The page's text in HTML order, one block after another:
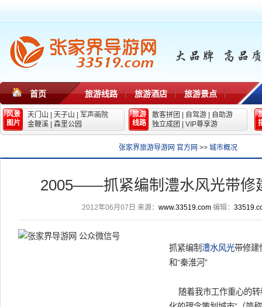
首页 旅游线路 旅游酒店 旅游景点
风景
图片
天门山 天子山
军声画院
金鞭溪
森里公园
旅游
线路
散客拼团 自驾游
自助游
独立成团
VIP尊享游
张家界旅游导游网 官方网 >> 城市概况
2005——抓紧编制澧水风光带修
2012年06月07日 来源： www.33519.com编辑：
抓紧编制澧水风光带修建
和“秦淮河”
随着我市工作重心的转